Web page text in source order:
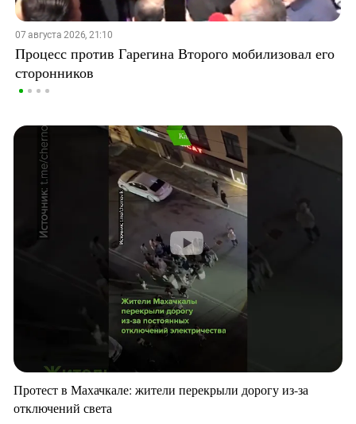
07 августа 2026, 21:10
Процесс против Гарегина Второго мобилизовал его
сторонников
Протест в Махачкале: жители перекрыли дорогу из-за
отключений света